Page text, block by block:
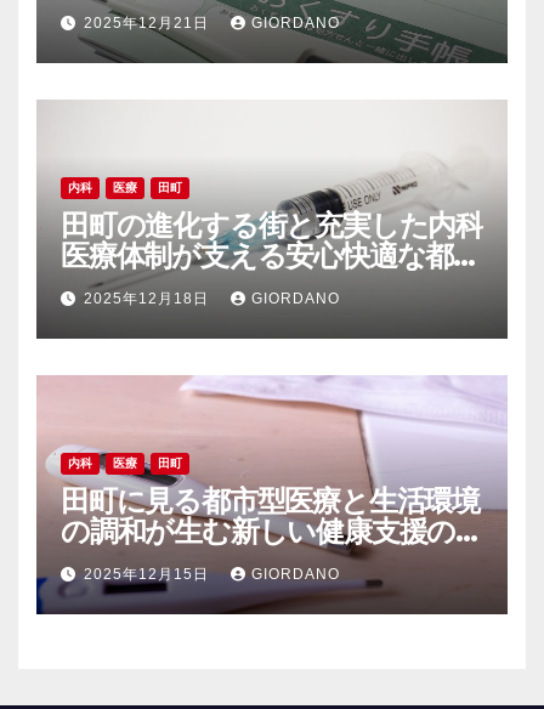
2025年12月21日 GIORDANO
内科 医療 田町
田町の進化する街と充実した内科
医療体制が支える安心快適な都市
生活
2025年12月18日 GIORDANO
内科 医療 田町
田町に見る都市型医療と生活環境
の調和が生む新しい健康支援の
かたち
2025年12月15日 GIORDANO